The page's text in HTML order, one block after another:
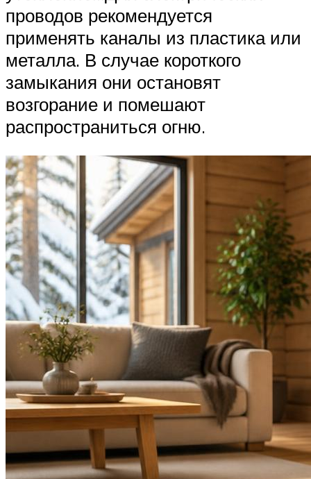
проводов рекомендуется
применять каналы из пластика или
металла. В случае короткого
замыкания они остановят
возгорание и помешают
распространиться огню.